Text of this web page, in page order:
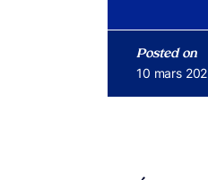
Posted on
Publié le
10 mars